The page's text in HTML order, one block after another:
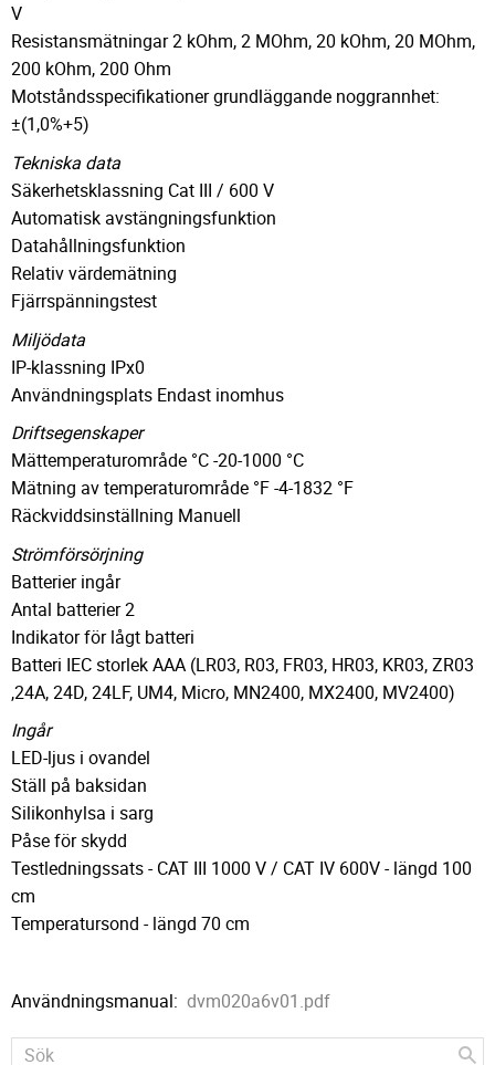
V
Resistansmätningar 2 kOhm, 2 MOhm, 20 kOhm, 20 MOhm,
200 kOhm, 200 Ohm
Motståndsspecifikationer grundläggande noggrannhet:
±(1,0%+5)
Tekniska data
Säkerhetsklassning Cat III / 600 V
Automatisk avstängningsfunktion
Datahållningsfunktion
Relativ värdemätning
Fjärrspänningstest
Miljödata
IP-klassning IPx0
Användningsplats Endast inomhus
Driftsegenskaper
Mättemperaturområde °C -20-1000 °C
Mätning av temperaturområde °F -4-1832 °F
Räckviddsinställning Manuell
Strömförsörjning
Batterier ingår
Antal batterier 2
Indikator för lågt batteri
Batteri IEC storlek AAA (LR03, R03, FR03, HR03, KR03, ZR03
,24A, 24D, 24LF, UM4, Micro, MN2400, MX2400, MV2400)
Ingår
LED-ljus i ovandel
Ställ på baksidan
Silikonhylsa i sarg
Påse för skydd
Testledningssats - CAT III 1000 V / CAT IV 600V - längd 100
cm
Temperatursond - längd 70 cm
Användningsmanual: dvm020a6v01.pdf